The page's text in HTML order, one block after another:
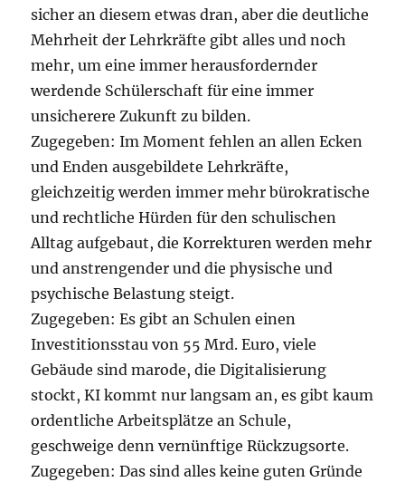
sicher an diesem etwas dran, aber die deutliche
Mehrheit der Lehrkräfte gibt alles und noch
mehr, um eine immer herausfordernder
werdende Schülerschaft für eine immer
unsicherere Zukunft zu bilden.
Zugegeben: Im Moment fehlen an allen Ecken
und Enden ausgebildete Lehrkräfte,
gleichzeitig werden immer mehr bürokratische
und rechtliche Hürden für den schulischen
Alltag aufgebaut, die Korrekturen werden mehr
und anstrengender und die physische und
psychische Belastung steigt.
Zugegeben: Es gibt an Schulen einen
Investitionsstau von 55 Mrd. Euro, viele
Gebäude sind marode, die Digitalisierung
stockt, KI kommt nur langsam an, es gibt kaum
ordentliche Arbeitsplätze an Schule,
geschweige denn vernünftige Rückzugsorte.
Zugegeben: Das sind alles keine guten Gründe